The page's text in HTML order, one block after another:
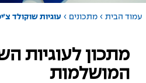
עמוד הבית › מתכונים › עוגיות שוקולד
מתכון לעוגיות
המושלמות